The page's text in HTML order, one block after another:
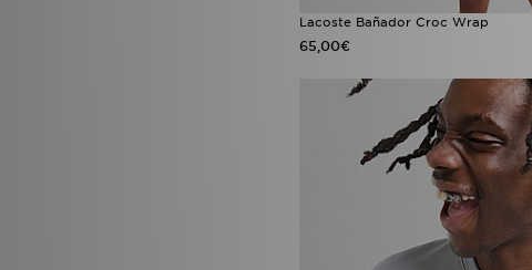
Lacoste Bañador Croc Wrap
65,00€